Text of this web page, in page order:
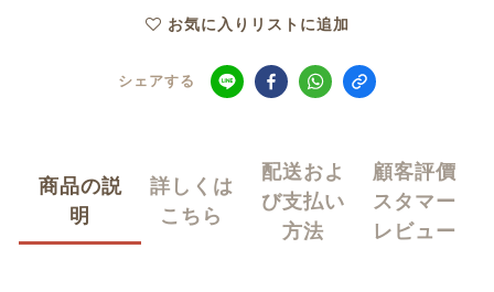
お気に入りリストに追加
シェアする
商品の説
明
詳しくは
こちら
配送およ
び支払い
方法
顧客評價
スタマー
レビュー